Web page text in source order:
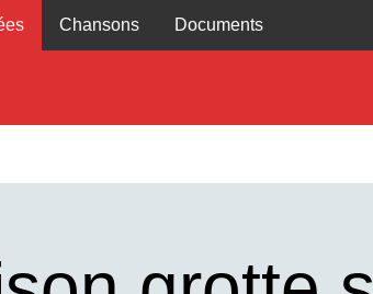
Chansons Documents